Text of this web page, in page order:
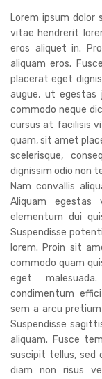
Lorem ipsum
vitae hendrerit
eros aliquet in.
aliquam eros.
placerat eget
augue, ut egestas
commodo neque
cursus at facilisis
quam, sit amet
scelerisque,
dignissim odio non
Nam convallis
Aliquam egestas
elementum dui
Suspendisse
lorem. Proin sit
commodo quam
eget
condimentum
sem a arcu
Suspendisse
aliquam. Fusce
suscipit tellus, sed
diam non risus